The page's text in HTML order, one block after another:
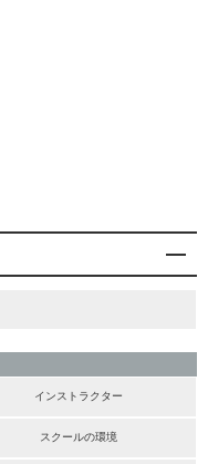
インストラクター
スクールの環境